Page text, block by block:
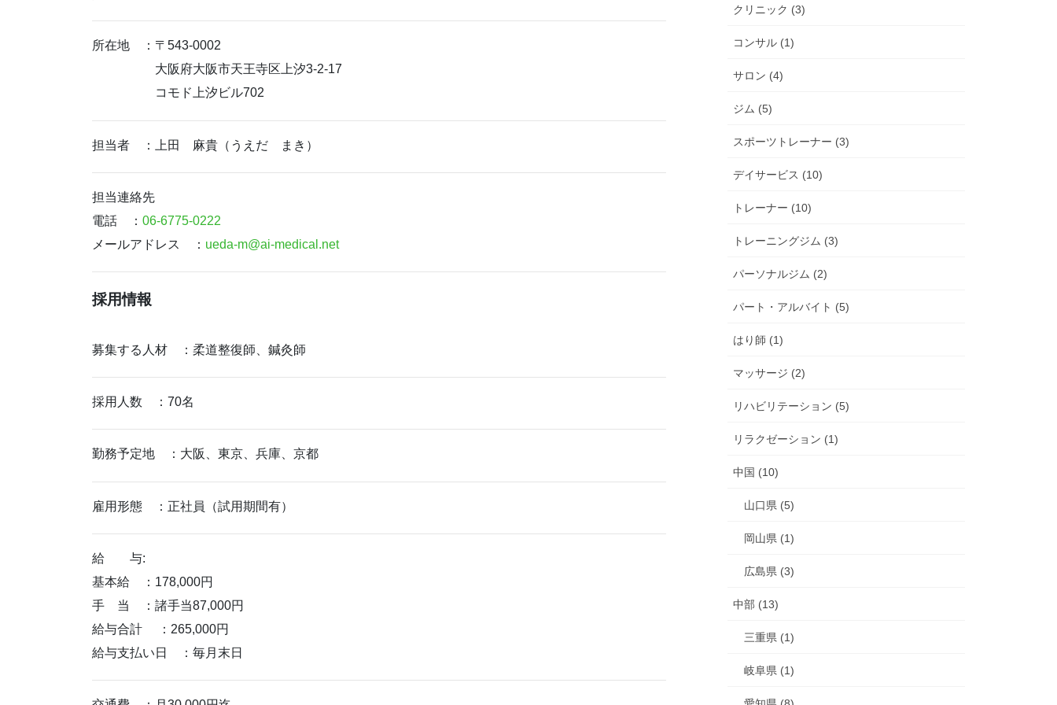
所在地 ：〒543-0002
大阪府大阪市天王寺区上汐3-2-17
コモド上汐ビル702
担当者 ：上田 麻貴（うえだ まき）
担当連絡先
電話 ： 06-6775-0222
メールアドレス ： ueda-m@ai-medical.net
採用情報
募集する人材 ：柔道整復師、鍼灸師
採用人数 ：70名
勤務予定地 ：大阪、東京、兵庫、京都
雇用形態 ：正社員（試用期間有）
給 与:
基本給 ：178,000円
手 当 ：諸手当87,000円
給与合計 ：265,000円
給与支払い日 ：毎月末日
クリニック (3)
コンサル (1)
サロン (4)
ジム (5)
スポーツトレーナー (3)
デイサービス (10)
トレーナー (10)
トレーニングジム (3)
パーソナルジム (2)
パート・アルバイト (5)
はり師 (1)
マッサージ (2)
リハビリテーション (5)
リラクゼーション (1)
中国 (10)
山口県 (5)
岡山県 (1)
広島県 (3)
中部 (13)
三重県 (1)
岐阜県 (1)